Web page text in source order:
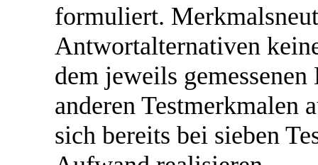
formuliert.
Antwortalternativen
dem jeweils
anderen Testmerkmalen
sich bereits bei sieben